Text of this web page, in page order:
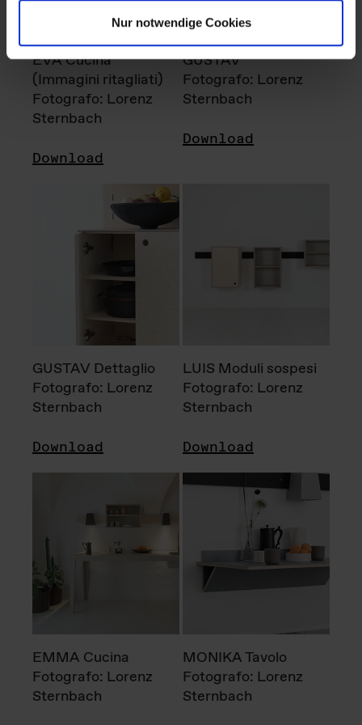
Nur notwendige Cookies
EVA Cucina
(Immagini ritagliati)
Fotografo: Lorenz
Sternbach
Download
GUSTAV
Fotografo: Lorenz
Sternbach
Download
GUSTAV Dettaglio
Fotografo: Lorenz
Sternbach
Download
LUIS Moduli sospesi
Fotografo: Lorenz
Sternbach
Download
EMMA Cucina
Fotografo: Lorenz
Sternbach
MONIKA Tavolo
Fotografo: Lorenz
Sternbach